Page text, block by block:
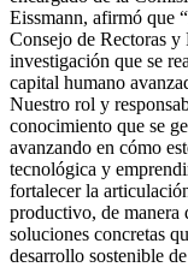
Eissmann, afirmó que
Consejo de Rectoras y
investigación que se
capital humano
Nuestro rol y
conocimiento que se
avanzando en cómo
tecnológica y
fortalecer la
productivo, de manera
soluciones concretas
desarrollo sostenible